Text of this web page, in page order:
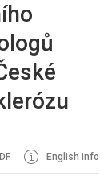
English info